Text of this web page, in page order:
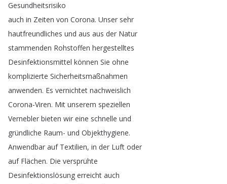
Gesundheitsrisiko
auch in Zeiten von Corona. Unser sehr
hautfreundliches und aus aus der Natur
stammenden Rohstoffen hergestelltes
Desinfektionsmittel können Sie ohne
komplizierte Sicherheitsmaßnahmen
anwenden. Es vernichtet nachweislich
Corona-Viren. Mit unserem speziellen
Vernebler bieten wir eine schnelle und
gründliche Raum- und Objekthygiene.
Anwendbar auf Textilien, in der Luft oder
auf Flächen. Die versprühte
Desinfektionslösung erreicht auch